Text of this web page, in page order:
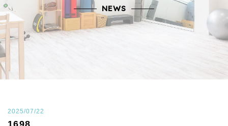
NEWS
2025/07/22
1698